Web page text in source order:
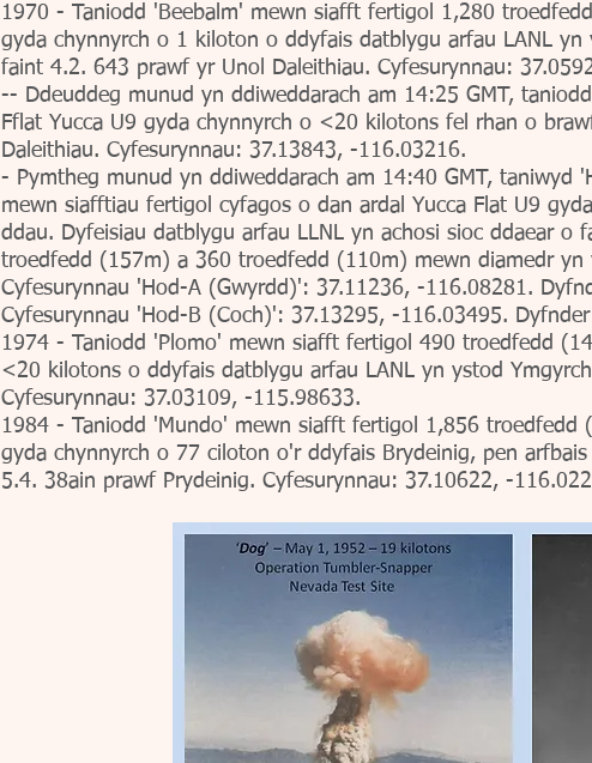
1970 - Taniodd 'Beebalm' mewn siafft fertigol 1,280
gyda chynnyrch o 1 kiloton o ddyfais datblygu arfau LANL yn
faint 4.2. 643 prawf yr Unol Daleithiau. Cyfesurynnau:
-- Ddeuddeg munud yn ddiweddarach am 14:25 GMT,
Fflat Yucca U9 gyda chynnyrch o <20 kilotons fel rhan o
Daleithiau. Cyfesurynnau: 37.13843, -116.03216.
- Pymtheg munud yn ddiweddarach am 14:40 GMT,
mewn siafftiau fertigol cyfagos o dan ardal Yucca Flat U9
ddau. Dyfeisiau datblygu arfau LLNL yn achosi sioc ddaear o
troedfedd (157m) a 360 troedfedd (110m) mewn diamedr
Cyfesurynnau 'Hod-A (Gwyrdd)': 37.11236, -116.08281.
Cyfesurynnau 'Hod-B (Coch)': 37.13295, -116.03495.
1974 - Taniodd 'Plomo' mewn siafft fertigol 490 troedfedd
<20 kilotons o ddyfais datblygu arfau LANL yn ystod
Cyfesurynnau: 37.03109, -115.98633.
1984 - Taniodd 'Mundo' mewn siafft fertigol 1,856 troedfedd
gyda chynnyrch o 77 ciloton o'r ddyfais Brydeinig, pen
5.4. 38ain prawf Prydeinig. Cyfesurynnau: 37.10622, -